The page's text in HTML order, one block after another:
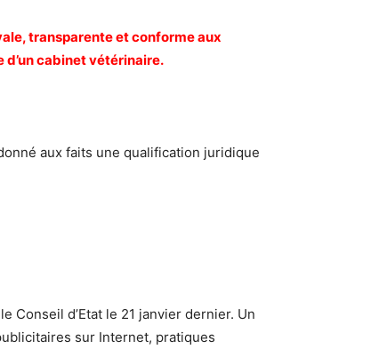
transparente et conforme aux
d’un cabinet vétérinaire.
aux faits une qualification juridique
Conseil d’Etat le 21 janvier dernier. Un
sur Internet, pratiques